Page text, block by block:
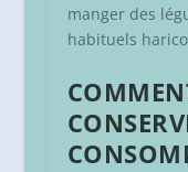
manger des
habituels